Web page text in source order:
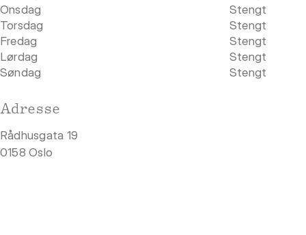
Onsdag
Stengt
Torsdag
Stengt
Fredag
Stengt
Lørdag
Stengt
Søndag
Stengt
Adresse
Rådhusgata 19
0158 Oslo